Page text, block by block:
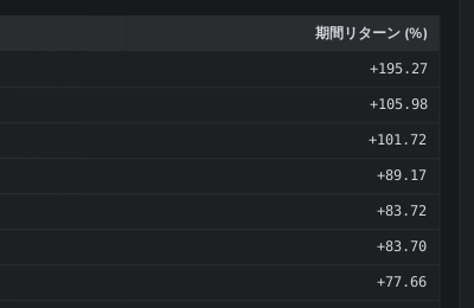
期間リターン (%)
+195.27
+105.98
+101.72
+89.17
+83.72
+83.70
+77.66